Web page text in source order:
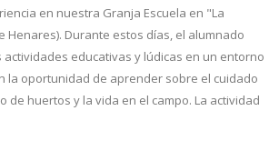
en nuestra Granja Escuela en "La
Henares). Durante estos días, el alumnado
educativas y lúdicas en un entorno
la oportunidad de aprender sobre el cuidado
de huertos y la vida en el campo. La actividad